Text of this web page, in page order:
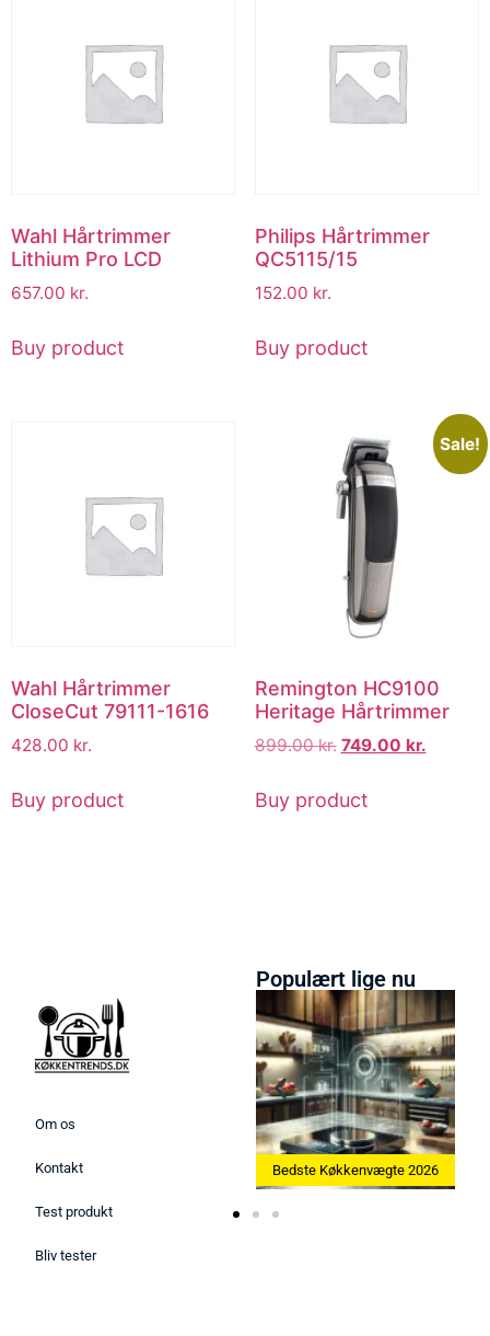
Wahl Hårtrimmer
Lithium Pro LCD
657.00 kr.
Buy product
Philips Hårtrimmer
QC5115/15
152.00 kr.
Buy product
Wahl Hårtrimmer
CloseCut 79111-1616
428.00 kr.
Buy product
Sale!
Remington HC9100
Heritage Hårtrimmer
899.00kr. 749.00 kr.
Buy product
Om os
Kontakt
Test produkt
Bliv tester
Populært lige nu
Bedste Ismaskine 2026 Bedste Køkkenvægte 2026